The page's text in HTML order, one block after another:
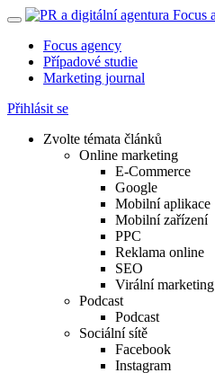
Focus agency
Případové studie
Marketing journal
Přihlásit se
Zvolte témata článků
Online marketing
E-Commerce
Google
Mobilní aplikace
Mobilní zařízení
PPC
Reklama online
SEO
Virální marketing
Podcast
Podcast
Sociální sítě
Facebook
Instagram